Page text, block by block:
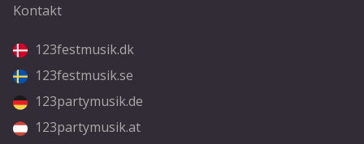
Kontakt
123festmusik.dk
123festmusik.se
123partymusik.de
123partymusik.at